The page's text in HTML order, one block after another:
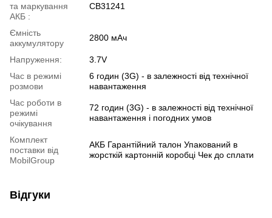
та маркування
АКБ :
CB31241
Ємність
аккумулятору
2800 мАч
Напруження:
3.7V
Час в режимі
розмови
6 годин (3G) - в залежності від технічної
навантаження
Час роботи в
режимі
очікування
72 годин (3G) - в залежності від технічної
навантаження і погодних умов
Комплект
поставки від
MobilGroup
АКБ Гарантійний талон Упакований в
жорсткій картонній коробці Чек до сплати
Відгуки